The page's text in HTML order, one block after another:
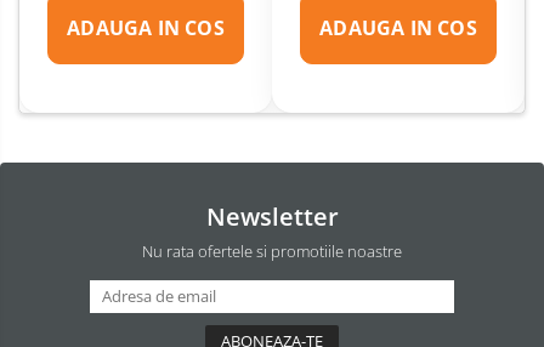
ADAUGA IN COS ADAUGA IN COS
Newsletter
Nu rata ofertele si promotiile noastre